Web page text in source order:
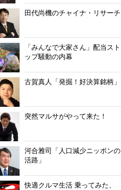
田代尚機のチャイナ・リサーチ
「みんなで大家さん」配当スト
ップ騒動の内幕
古賀真人「発掘！好決算銘柄」
突然マルサがやって来た！
河合雅司「人口減少ニッポンの
活路」
快適クルマ生活 乗ってみた、